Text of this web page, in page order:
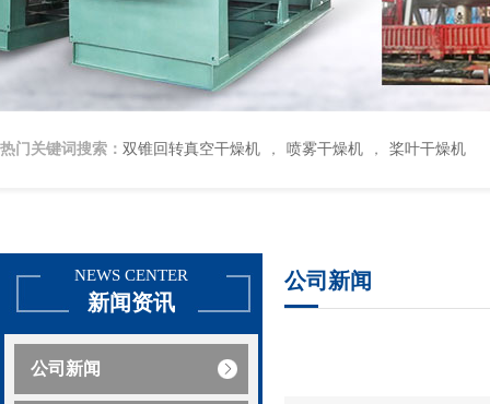
热门关键词搜索： 双锥回转真空干燥机 ， 喷雾干燥机 ， 桨叶干燥机
NEWS CENTER
新闻资讯
公司新闻
公司新闻